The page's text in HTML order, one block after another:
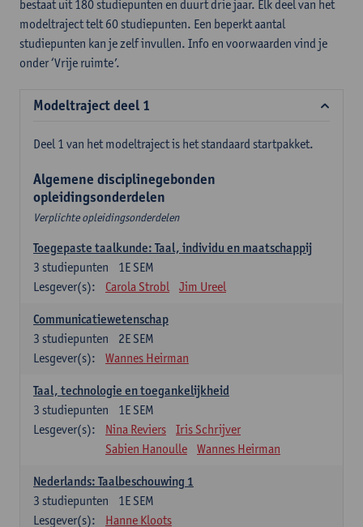
bestaat uit 180 studiepunten en duurt drie jaar. Elk deel van het
modeltraject telt 60 studiepunten. Een beperkt aantal
studiepunten kan je zelf invullen. Info en voorwaarden vind je
onder ‘Vrije ruimte’.
Modeltraject deel 1
Deel 1 van het modeltraject is het standaard startpakket.
Algemene disciplinegebonden
opleidingsonderdelen
Verplichte opleidingsonderdelen
Toegepaste taalkunde: Taal, individu en maatschappij
1E SEM
3 studiepunten
Lesgever(s):
Carola Strobl Jim Ureel
Communicatiewetenschap
2E SEM
3 studiepunten
Lesgever(s):
Wannes Heirman
Taal, technologie en toegankelijkheid
1E SEM
3 studiepunten
Lesgever(s):
Nina Reviers
Iris Schrijver
Sabien Hanoulle
Wannes Heirman
Nederlands: Taalbeschouwing 1
1E SEM
3 studiepunten
Lesgever(s):
Hanne Kloots